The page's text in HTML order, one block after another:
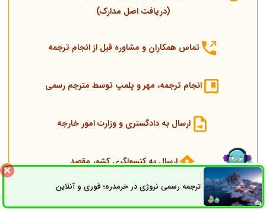
(دریافت اصل مدارک)
تماس همکاران و مشاوره قبل از انجام ترجمه
انجام ترجمه، مهر و پلمپ توسط مترجم رسمی
ارسال به دادگستری و وزارت امور خارجه
ارسال به کنسولگری کشور مقصد
ترجمه رسمی نروژی در خرمدره؛ فوری و آنلاینثبت سفارش راه های ارتباطی